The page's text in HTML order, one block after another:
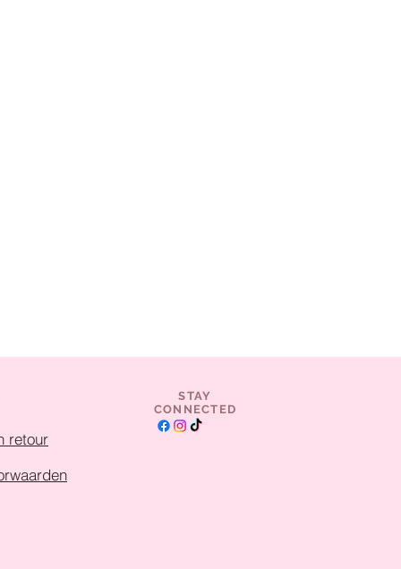
STAY
CONNECTED
retour